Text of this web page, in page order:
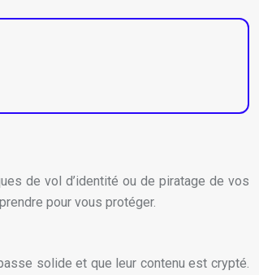
de vol d’identité ou de piratage de vos
pour vous protéger.
solide et que leur contenu est crypté.